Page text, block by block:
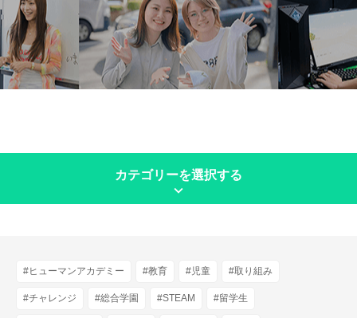
カテゴリーを選択する
keyboard_arrow_down
#ヒューマンアカデミー #教育 #児童 #取り組み
#チャレンジ #総合学園 #STEAM #留学生